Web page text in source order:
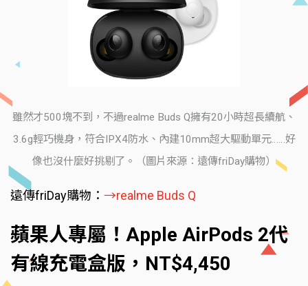
雖然才500塊不到，不過realme Buds Q擁有20小時超長續航、
3.6g輕巧機身，符合IPX4防水、內建10mm超大驅動單元……好
像也沒什麼好挑剔了。（圖片來源：遠傳friDay購物）
遠傳friDay購物： →realme Buds Q
蘋果人專屬！Apple AirPods 2代
有線充電盒版，NT$4,450